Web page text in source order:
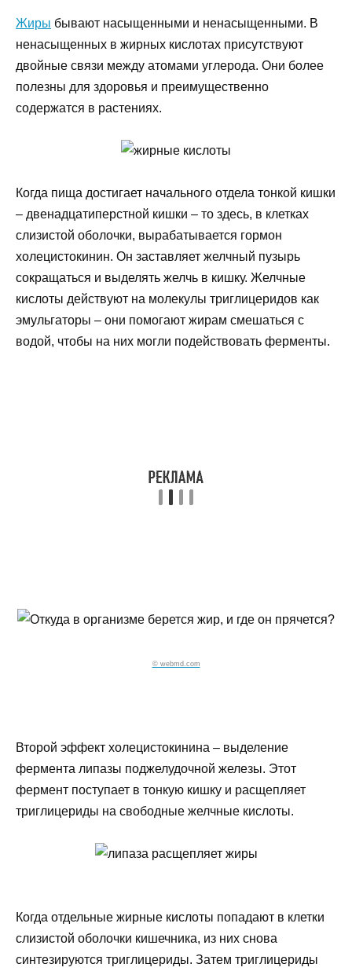
Жиры бывают насыщенными и ненасыщенными. В
ненасыщенных в жирных кислотах присутствуют
двойные связи между атомами углерода. Они более
полезны для здоровья и преимущественно
содержатся в растениях.
Когда пища достигает начального отдела тонкой кишки
– двенадцатиперстной кишки – то здесь, в клетках
слизистой оболочки, вырабатывается гормон
холецистокинин. Он заставляет желчный пузырь
сокращаться и выделять желчь в кишку. Желчные
кислоты действуют на молекулы триглицеридов как
эмульгаторы – они помогают жирам смешаться с
водой, чтобы на них могли подействовать ферменты.
© webmd.com
Второй эффект холецистокинина – выделение
фермента липазы поджелудочной железы. Этот
фермент поступает в тонкую кишку и расщепляет
триглицериды на свободные желчные кислоты.
Когда отдельные жирные кислоты попадают в клетки
слизистой оболочки кишечника, из них снова
синтезируются триглицериды. Затем триглицериды